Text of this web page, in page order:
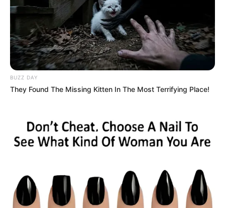
Hallan muerto a bala a
joven en zona rural de
Tubará, Atlántico
BARRANCABERMEJA
A la cárcel los señalados
Barrancabermeja
Investigan el doble
homicidio de jóvenes en
Girón: ¿qué hay detrás del
asesinato?
BUZZ DAY
They Found The Missing Kitten In The Most Terrifying Place!